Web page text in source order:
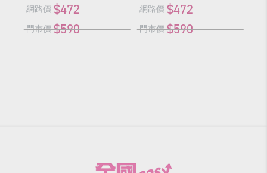
網路價 $472
門市價 $590
網路價 $472
門市價 $590